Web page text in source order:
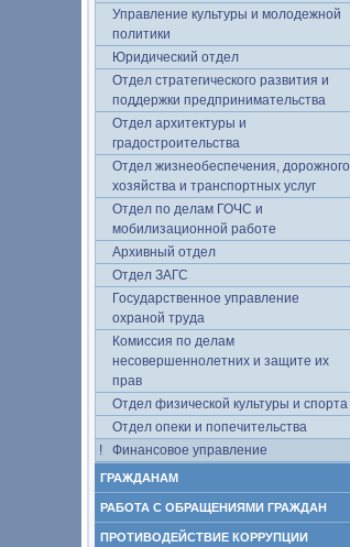
Управление культуры и молодежной
политики
Юридический отдел
Отдел стратегического развития и
поддержки предпринимательства
Отдел архитектуры и
градостроительства
Отдел жизнеобеспечения, дорожного
хозяйства и транспортных услуг
Отдел по делам ГОЧС и
мобилизационной работе
Архивный отдел
Отдел ЗАГС
Государственное управление
охраной труда
Комиссия по делам
несовершеннолетних и защите их
прав
Отдел физической культуры и спорта
Отдел опеки и попечительства
Финансовое управление
ГРАЖДАНАМ
РАБОТА С ОБРАЩЕНИЯМИ ГРАЖДАН
ПРОТИВОДЕЙСТВИЕ КОРРУПЦИИ